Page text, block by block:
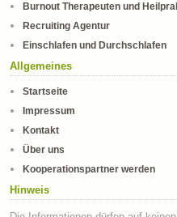
Burnout Therapeuten und
Recruiting Agentur
Einschlafen und Durchschlafen
Allgemeines
Startseite
Impressum
Kontakt
Über uns
Kooperationspartner werden
Hinweis